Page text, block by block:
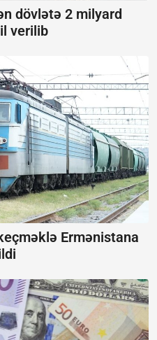
dövlətə 2 milyard
verilib
Ermənistana